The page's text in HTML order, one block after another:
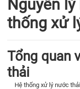
Nguyên
thống xử
Tổng quan
thải
Hệ thống xử lý nước